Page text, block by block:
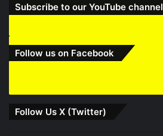
Subscribe to our YouTube channel
Follow us on Facebook
Follow Us X (Twitter)